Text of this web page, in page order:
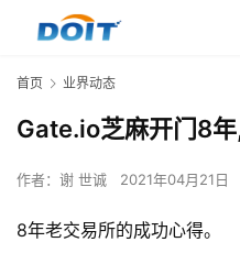
首页 业界动态
Gate.io芝麻开门8
作者： 谢 世诚 2021年04月21日
8年老交易所的成功心得。